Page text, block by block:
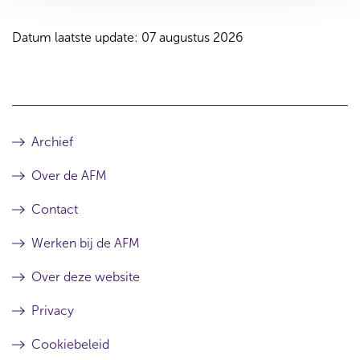
Datum laatste update: 07 augustus 2026
Archief
Over de AFM
Contact
Werken bij de AFM
Over deze website
Privacy
Cookiebeleid